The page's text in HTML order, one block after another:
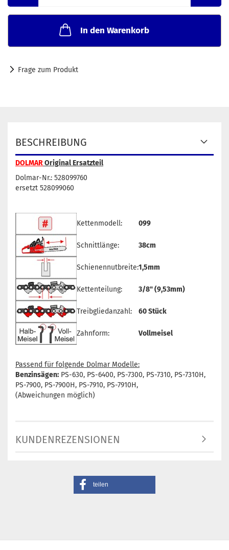
In den Warenkorb
Frage zum Produkt
BESCHREIBUNG
DOLMAROriginal Ersatzteil
Dolmar-Nr.: 528099760
ersetzt 528099060
Kettenmodell: 099
Schnittlänge: 38cm
Schienennutbreite:1,5mm
Kettenteilung: 3/8" (9,53mm)
Treibgliedanzahl: 60 Stück
Zahnform: Vollmeisel
Passend für folgende Dolmar Modelle:
Benzinsägen: PS-630, PS-6400, PS-7300, PS-7310, PS-7310H,
PS-7900, PS-7900H, PS-7910, PS-7910H,
(Abweichungen möglich)
KUNDENREZENSIONEN
teilen